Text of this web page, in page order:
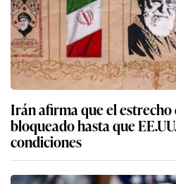
Irán afirma que el
bloqueado hasta que
condiciones